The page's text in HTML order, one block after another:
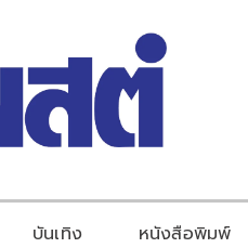
บันเทิง หนังสือพิมพ์